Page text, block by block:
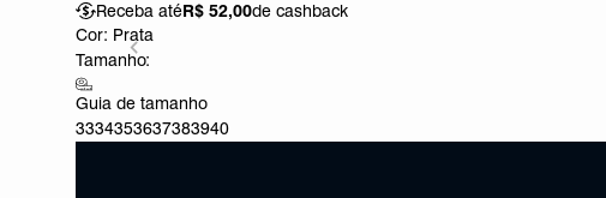
Receba atéR$ 52,00de cashback
Cor: Prata
Tamanho:
Guia de tamanho
3334353637383940